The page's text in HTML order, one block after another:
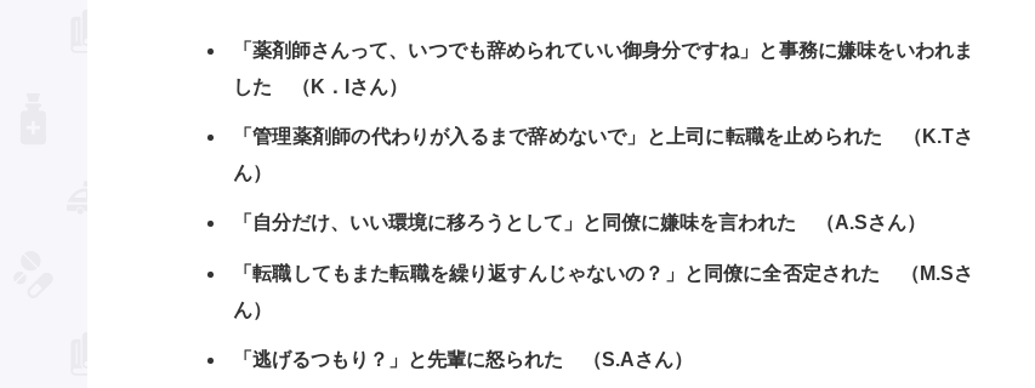
「薬剤師さんって、いつでも辞められていい御身分ですね」と事務に嫌味をいわれま
した （K．Iさん）
「管理薬剤師の代わりが入るまで辞めないで」と上司に転職を止められた （K.Tさ
ん）
「自分だけ、いい環境に移ろうとして」と同僚に嫌味を言われた （A.Sさん）
「転職してもまた転職を繰り返すんじゃないの？」と同僚に全否定された （M.Sさ
ん）
「逃げるつもり？」と先輩に怒られた （S.Aさん）